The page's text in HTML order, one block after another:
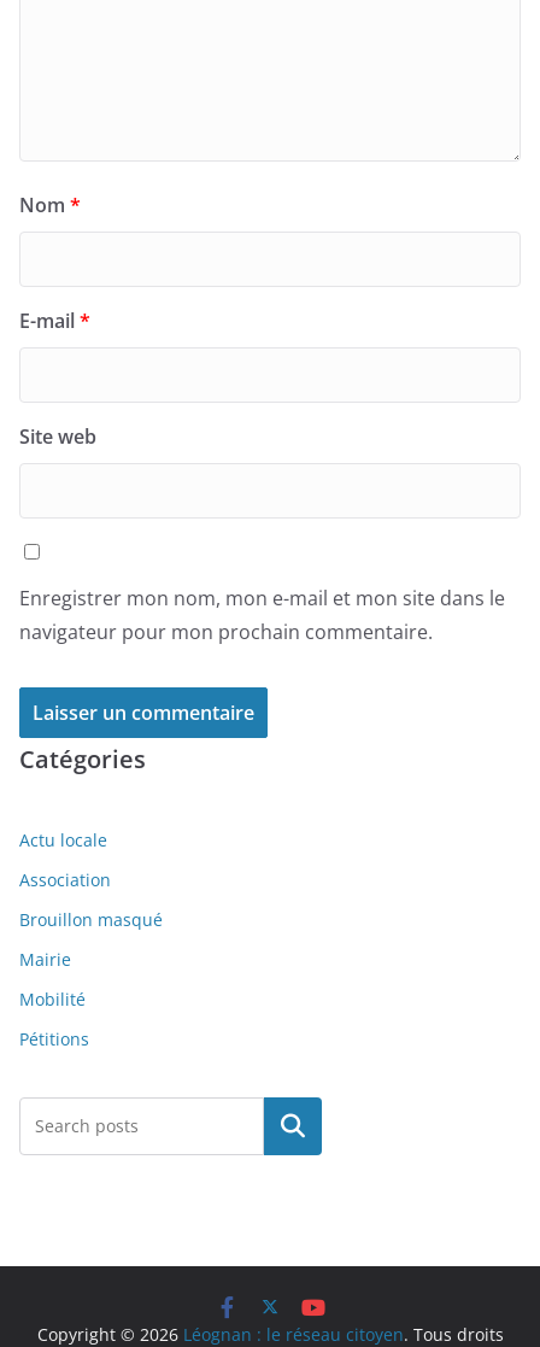
Nom *
E-mail*
Site web
Enregistrer mon nom, mon e-mail et mon site dans le
navigateur pour mon prochain commentaire.
Catégories
Actu locale
Association
Brouillon masqué
Mairie
Mobilité
Pétitions
Rechercher
Copyright © 2026 Léognan : le réseau citoyen. Tous droits